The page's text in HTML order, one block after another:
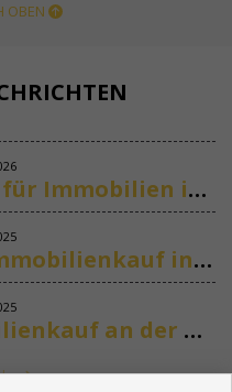
OBEN
Ihr deutscher Makler für Immobilien in Marbella
Due Diligence beim Immobilienkauf in Spanien
Steuern beim Immobilienkauf an der Costa del Sol